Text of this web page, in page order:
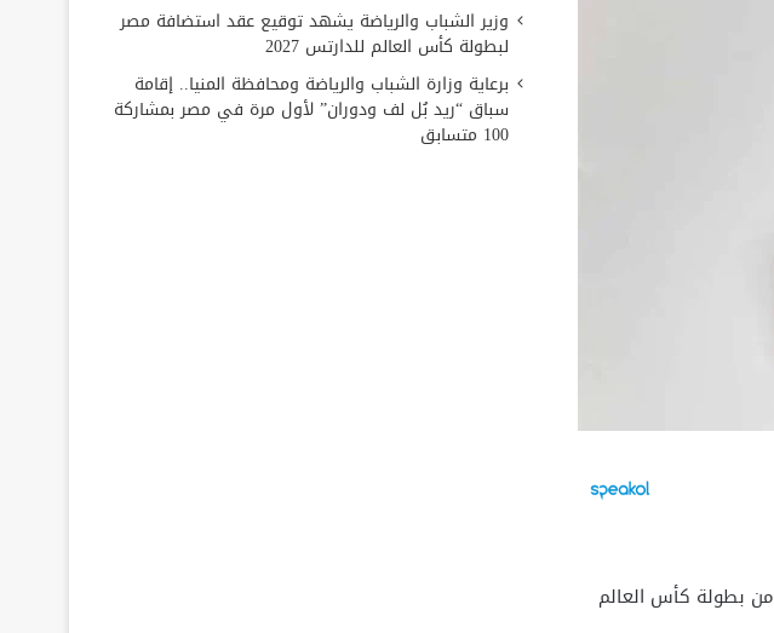
على الرغم من غياب مهند لاشين نجم منتخب مصر الوطني عن مباراة مصر وأستراليا في دور الـ32 من بطولة كأس العالم
وزير الشباب والرياضة يشهد توقيع عقد استضافة مصر
لبطولة كأس العالم للدارتس 2027
برعاية وزارة الشباب والرياضة ومحافظة المنيا.. إقامة
سباق “ريد بُل لف ودوران” لأول مرة في مصر بمشاركة
100 متسابق